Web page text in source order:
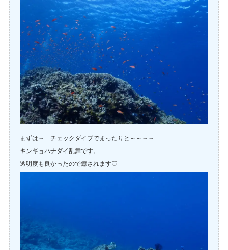
まずは～ チェックダイブでまったりと～～～～
キンギョハナダイ乱舞です。
透明度も良かったので癒されます♡